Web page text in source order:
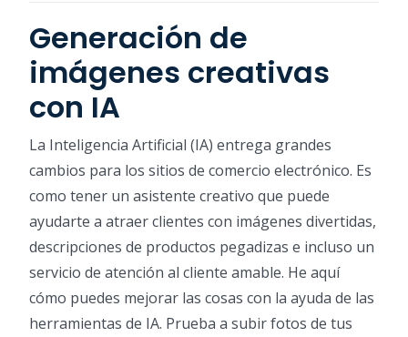
Generación de
imágenes creativas
con IA
La Inteligencia Artificial (IA) entrega grandes
cambios para los sitios de comercio electrónico. Es
como tener un asistente creativo que puede
ayudarte a atraer clientes con imágenes divertidas,
descripciones de productos pegadizas e incluso un
servicio de atención al cliente amable. He aquí
cómo puedes mejorar las cosas con la ayuda de las
herramientas de IA. Prueba a subir fotos de tus